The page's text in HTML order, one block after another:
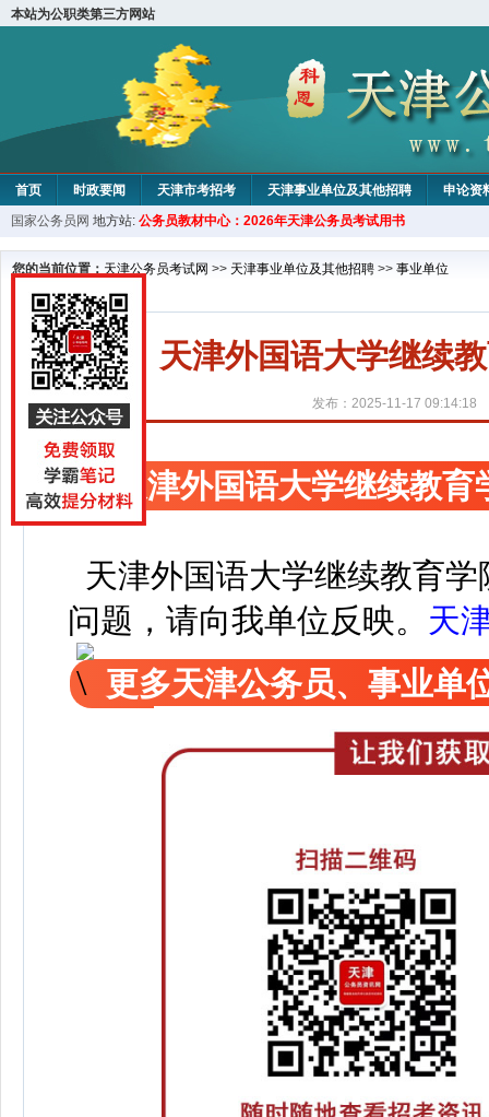
本站为公职类第三方网站
首页 时政要闻 天津市考招考 天津事业单位及其他招聘 申论资
教材中心
国家公务员网 地方站: 公务员教材中心：2026年天津公务员考试用书
您的当前位置： 天津公务员考试网 >> 天津事业单位及其他招聘 >> 事业单位
天津外国语大学继续
发布：2025-11-17 09:14:18
天津外国语大学继续教
天津外国语大学继续教育
问题，请向我单位反映。 天
更多天津公务员、事业单